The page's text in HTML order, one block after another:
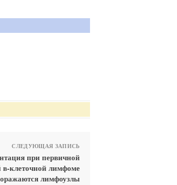
СЛЕДУЮЩАЯ ЗАПИСЬ
при первичной
в-клеточной лимфоме
лимфоузлы